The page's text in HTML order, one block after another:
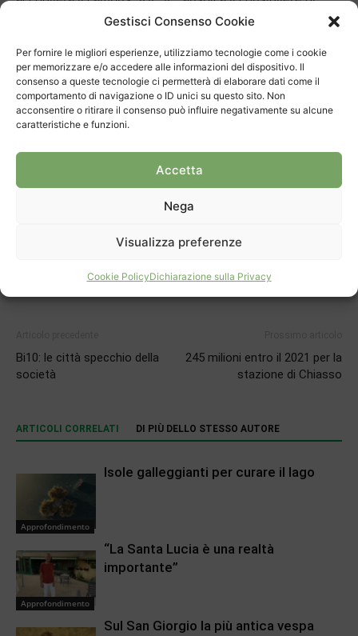
Gestisci Consenso Cookie
Per fornire le migliori esperienze, utilizziamo tecnologie come i cookie
per memorizzare e/o accedere alle informazioni del dispositivo. Il
consenso a queste tecnologie ci permetterà di elaborare dati come il
comportamento di navigazione o ID unici su questo sito. Non
acconsentire o ritirare il consenso può influire negativamente su alcune
caratteristiche e funzioni.
Accetta
Nega
Visualizza preferenze
Cookie PolicyDichiarazione sulla Privacy
Arzo – sia in grado di coinvolgere la scuola, offrendole in
mettere a fuoco questo o quell’aspetto.
TAGS Municipio Mendrisio Piano finanziario
Bi10: le città specchio della
società
245 milioni entro il 2021 per la
stazione di Chiasso
ARTICOLI CORRELATI DI PIÙ DELLO STESSO AUTORE
Approfondimento
Isole galleggianti per curare il lago
Approfondimento
“La Santa Lucia è una realtà
importante”
Sul San Giorgio la più antica vespa